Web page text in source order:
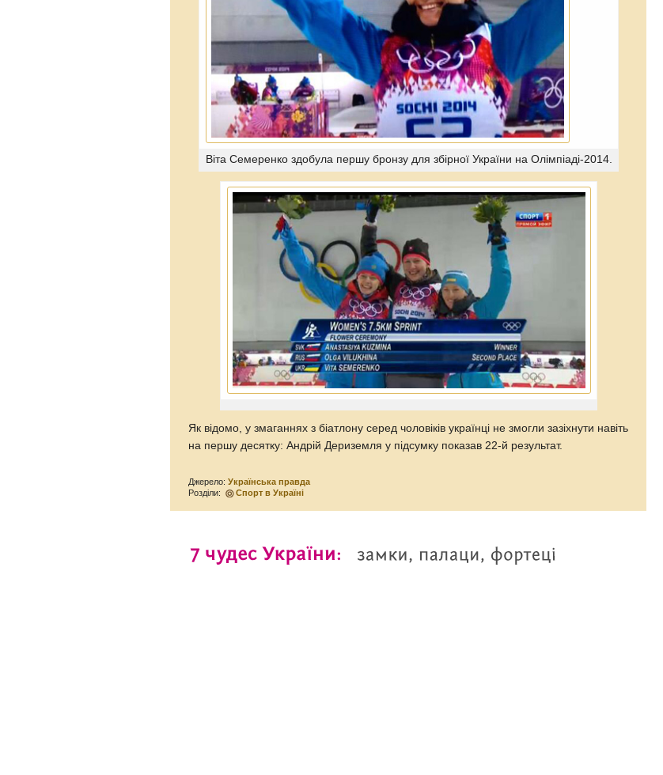
Віта Семеренко здобула першу бронзу для збірної України на Олімпіаді-2014.
Як відомо, у змаганнях з біатлону серед чоловіків українці не змогли зазіхнути навіть
на першу десятку: Андрій Дериземля у підсумку показав 22-й результат.
Джерело:Українська правда
Розділи:
Спорт в Україні